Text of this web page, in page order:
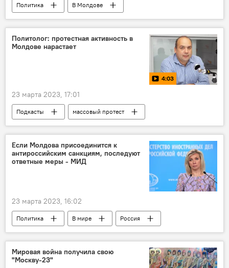
Политика
В Молдове
Приднестровье
Россия
Политолог: протестная активность в
Молдове нарастает
4:03
23 марта 2023, 17:01
Подкасты
массовый протест
антиправительственный протест
протест
Молдова
Если Молдова присоединится к
антироссийским санкциям, последуют
ответные меры - МИД
23 марта 2023, 16:02
Политика В мире
Россия
Молдова
санкции
Мировая война получила свою
"Москву-23"